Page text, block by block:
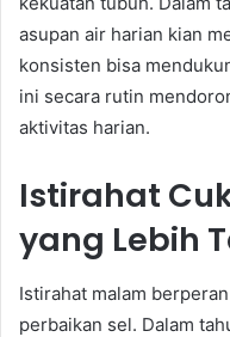
asupan air harian kian
konsisten bisa
ini secara rutin
aktivitas harian.
Istirahat
yang Lebih
Istirahat malam
perbaikan sel. Dalam